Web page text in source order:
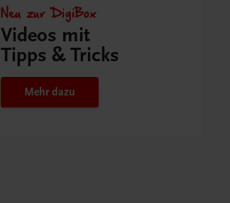
Neu zur DigiBox
Videos mit
Tipps & Tricks
Mehr dazu